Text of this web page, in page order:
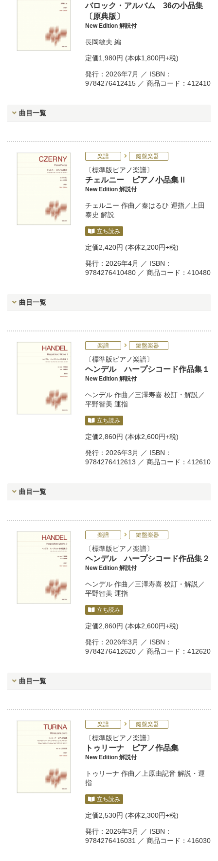
バロック・アルバム 36の小品集
〔原典版〕
New Edition 解説付
長岡敏夫 編
定価1,980円 (本体1,800円+税)
発行：2026年7月 ／ ISBN：
9784276412415 ／ 商品コード：412410
曲目一覧
楽譜 鍵盤楽器
標準版ピアノ楽譜
チェルニー ピアノ小品集Ⅱ
New Edition 解説付
チェルニー 作曲／秦はるひ 運指／ 上田
泰史 解説
立ち読み
定価2,420円 (本体2,200円+税)
発行：2026年4月 ／ ISBN：
9784276410480 ／ 商品コード：410480
曲目一覧
楽譜 鍵盤楽器
標準版ピアノ楽譜
ヘンデル ハープシコード作品集１
New Edition 解説付
ヘンデル 作曲／三澤寿喜 校訂・解説／
平野智美 運指
立ち読み
定価2,860円 (本体2,600円+税)
発行：2026年3月 ／ ISBN：
9784276412613 ／ 商品コード：412610
曲目一覧
楽譜 鍵盤楽器
標準版ピアノ楽譜
ヘンデル ハープシコード作品集２
New Edition 解説付
ヘンデル 作曲／三澤寿喜 校訂・解説／
平野智美 運指
立ち読み
定価2,860円 (本体2,600円+税)
発行：2026年3月 ／ ISBN：
9784276412620 ／ 商品コード：412620
曲目一覧
楽譜 鍵盤楽器
標準版ピアノ楽譜
トゥリーナ ピアノ作品集
New Edition 解説付
トゥリーナ 作曲／ 上原由記音 解説・運
指
立ち読み
定価2,530円 (本体2,300円+税)
発行：2026年3月 ／ ISBN：
9784276416031 ／ 商品コード：416030